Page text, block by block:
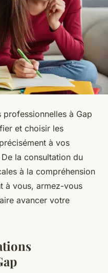
à Gap
et choisir les
à vos
la consultation du
à la compréhension
à vous, armez-vous
avancer votre